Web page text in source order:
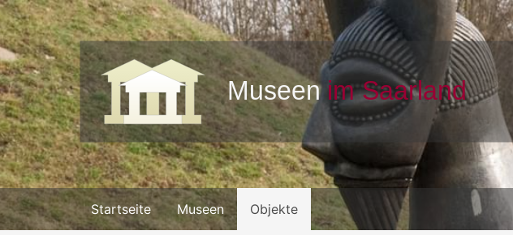
Startseite Museen Objekte